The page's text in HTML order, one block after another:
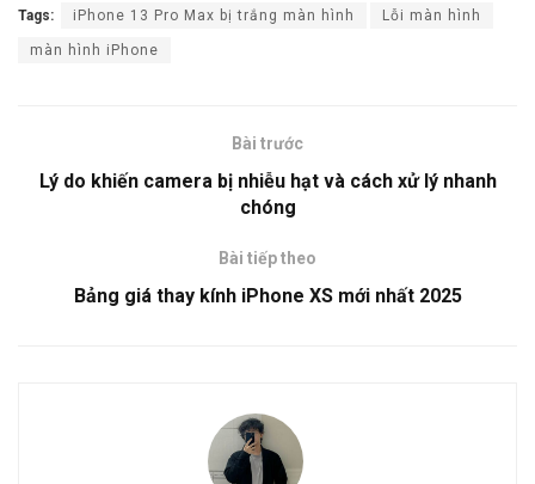
Tags: iPhone 13 Pro Max bị trắng màn hình Lỗi màn hình
màn hình iPhone
Bài trước
Lý do khiến camera bị nhiễu hạt và cách xử lý nhanh
chóng
Bài tiếp theo
Bảng giá thay kính iPhone XS mới nhất 2025